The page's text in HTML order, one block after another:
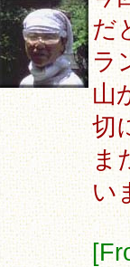
だ
ラ
山
切
ま
い